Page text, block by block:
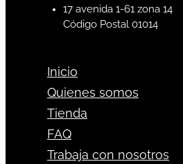
17 avenida 1-61 zona 14
Código Postal 01014
Inicio
Quienes somos
Tienda
FAQ
Trabaja con nosotros